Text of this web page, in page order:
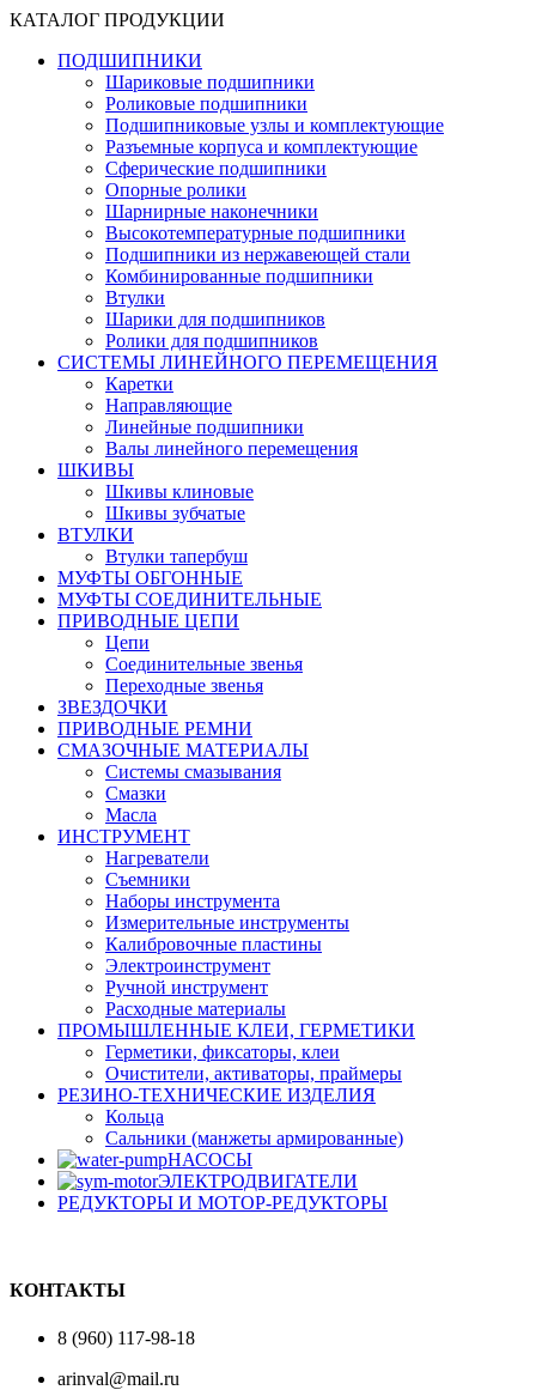
КАТАЛОГ ПРОДУКЦИИ
ПОДШИПНИКИ
Шариковые подшипники
Роликовые подшипники
Подшипниковые узлы и комплектующие
Разъемные корпуса и комплектующие
Сферические подшипники
Опорные ролики
Шарнирные наконечники
Высокотемпературные подшипники
Подшипники из нержавеющей стали
Комбинированные подшипники
Втулки
Шарики для подшипников
Ролики для подшипников
СИСТЕМЫ ЛИНЕЙНОГО ПЕРЕМЕЩЕНИЯ
Каретки
Направляющие
Линейные подшипники
Валы линейного перемещения
ШКИВЫ
Шкивы клиновые
Шкивы зубчатые
ВТУЛКИ
Втулки тапербуш
МУФТЫ ОБГОННЫЕ
МУФТЫ СОЕДИНИТЕЛЬНЫЕ
ПРИВОДНЫЕ ЦЕПИ
Цепи
Соединительные звенья
Переходные звенья
ЗВЕЗДОЧКИ
ПРИВОДНЫЕ РЕМНИ
СМАЗОЧНЫЕ МАТЕРИАЛЫ
Системы смазывания
Смазки
Масла
ИНСТРУМЕНТ
Нагреватели
Съемники
Наборы инструмента
Измерительные инструменты
Калибровочные пластины
Электроинструмент
Ручной инструмент
Расходные материалы
ПРОМЫШЛЕННЫЕ КЛЕИ, ГЕРМЕТИКИ
Герметики, фиксаторы, клеи
Очистители, активаторы, праймеры
РЕЗИНО-ТЕХНИЧЕСКИЕ ИЗДЕЛИЯ
Кольца
Сальники (манжеты армированные)
НАСОСЫ
ЭЛЕКТРОДВИГАТЕЛИ
РЕДУКТОРЫ И МОТОР-РЕДУКТОРЫ
КОНТАКТЫ
8 (960) 117-98-18
arinval@mail.ru